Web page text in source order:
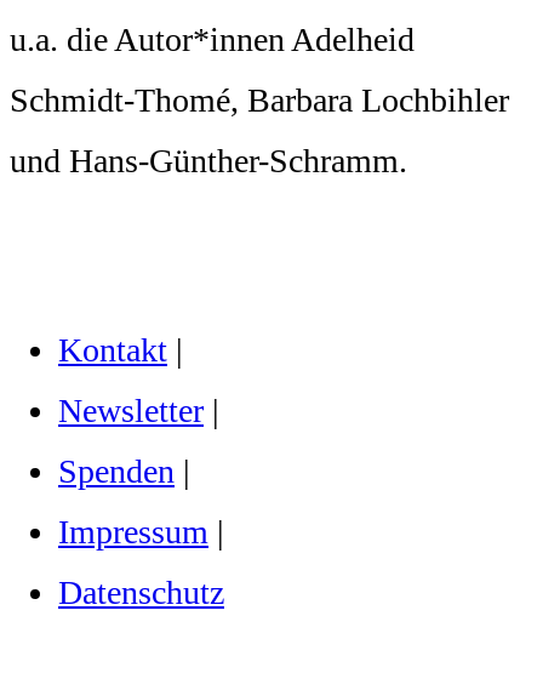
u.a. die Autor*innen Adelheid
Schmidt-Thomé, Barbara Lochbihler
und Hans-Günther-Schramm.
Kontakt |
Newsletter |
Spenden |
Impressum |
Datenschutz